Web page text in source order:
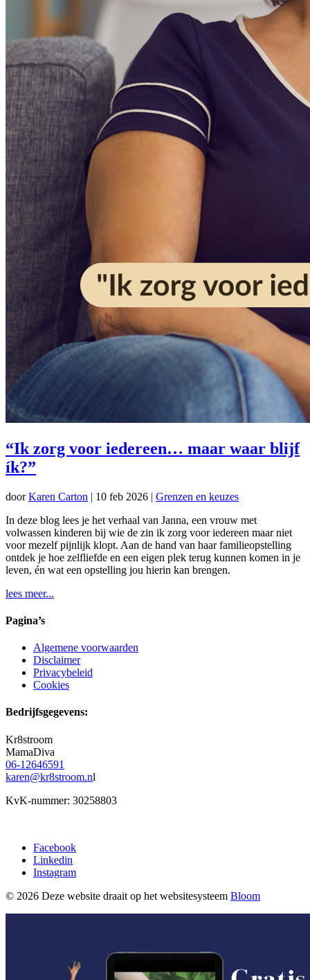
“Ik zorg voor iedereen… maar waar blijf
ík?”
doorKaren Carton | 10 feb 2026 | Grenzen en keuzes
In deze blog lees je het verhaal van Janna, een vrouw met
volwassen kinderen bij wie de zin ik zorg voor iedereen maar niet
voor mezelf pijnlijk klopt. Aan de hand van haar familieopstelling
ontdek je hoe zelfliefde en een eigen plek terug kunnen komen in je
leven, én wat een opstelling jou hierin kan brengen.
lees meer...
Pagina’s
Algemene voorwaarden
Disclaimer
Privacybeleid
Cookies
Bedrijfsgegevens:
Kr8stroom
MamaDiva
06-12646591
karen@kr8stroom.nl
KvK-nummer: 30258803
Facebook
Linkedin
Instagram
© 2026 Deze website draait op het websitesysteem Bloom